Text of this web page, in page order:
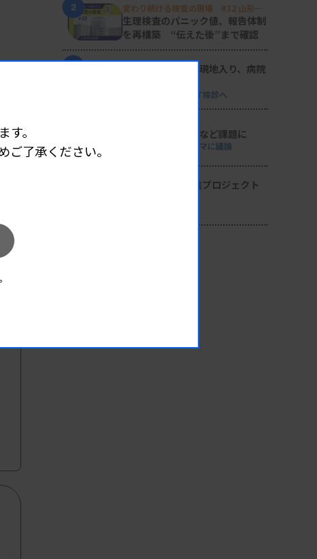
2
変わり続ける検査の現場 #32 山形済
生病院
生理検査のパニック値、報告体制
を再構築 “伝えた後”まで確認
日臨技リエゾンが現地入り、病院
8月8・9両日にはDVT検診へ
導入経費や高齢化など課題に
全医共、検査DXテーマに議論
2026年度学術推進プロジェクト
。
了承ください。